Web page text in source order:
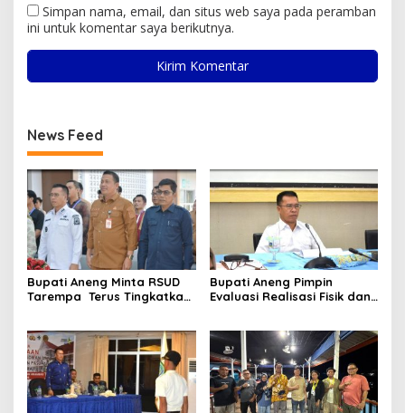
Simpan nama, email, dan situs web saya pada peramban
ini untuk komentar saya berikutnya.
News Feed
Bupati Aneng Minta RSUD
Tarempa Terus Tingkatkan
Bupati Aneng Pimpin
Evaluasi Realisasi Fisik dan